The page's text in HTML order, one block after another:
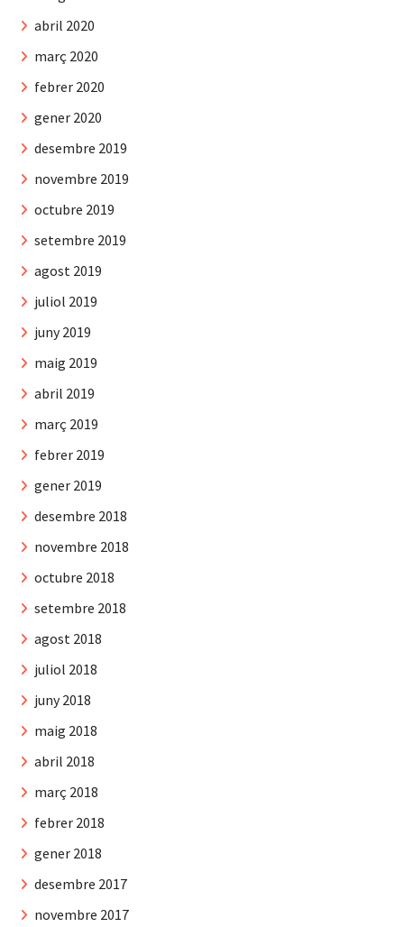
abril 2020
març 2020
febrer 2020
gener 2020
desembre 2019
novembre 2019
octubre 2019
setembre 2019
agost 2019
juliol 2019
juny 2019
maig 2019
abril 2019
març 2019
febrer 2019
gener 2019
desembre 2018
novembre 2018
octubre 2018
setembre 2018
agost 2018
juliol 2018
juny 2018
maig 2018
abril 2018
març 2018
febrer 2018
gener 2018
desembre 2017
novembre 2017